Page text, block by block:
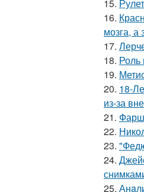
15.
16.
мозга, а
17.
18. Роль
19.
20. 18-
из-за
21.
22.
23.
24.
25.